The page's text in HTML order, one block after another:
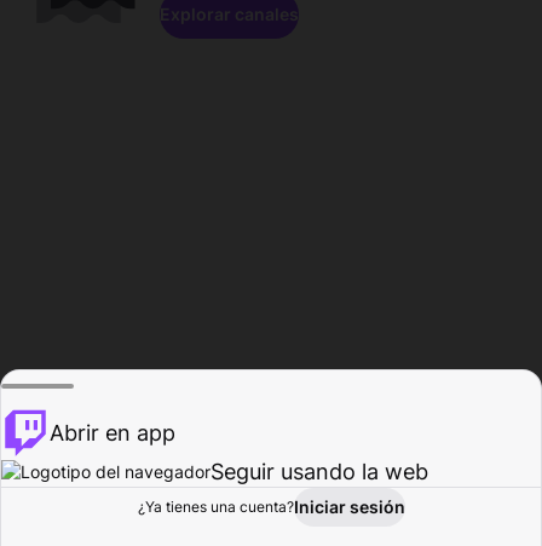
Explorar Actividad
Explorar canales
Abrir en app
Seguir usando la web
¿Ya tienes una cuenta?Iniciar sesión